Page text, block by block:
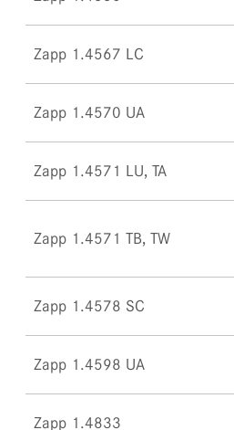
Zapp 1.4567 LC
Zapp 1.4570 UA
Zapp 1.4571 LU, TA
Zapp 1.4571 TB, TW
Zapp 1.4578 SC
Zapp 1.4598 UA
Zapp 1.4833